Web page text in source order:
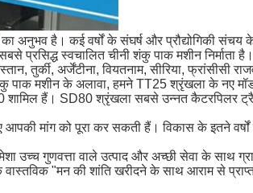
का अनुभव है। कई वर्षों के संघर्ष और प्रौद्योगिकी
प्रसिद्ध स्वचालित चीनी शंकु पाक मशीन निर्माता है।
तुर्की, अर्जेंटीना, वियतनाम, सीरिया, फ्रांसीसी
पाक मशीन के अलावा, हमने TT25 श्रृंखला के नए
हैं। SD80 श्रृंखला सबसे उन्नत कैटरपिलर
मांग को पूरा कर सकती हैं। विकास के इतने
उच्च गुणवत्ता वाले उत्पाद और अच्छी सेवा के साथ
वास्तविक "मन की शांति खरीदने के साथ आराम से